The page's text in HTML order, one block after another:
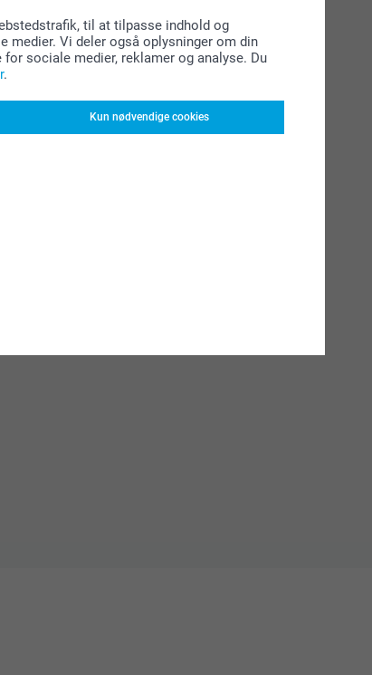
til at tilpasse indhold og
Vi deler også oplysninger om din
sociale medier, reklamer og analyse. Du
.
Kun nødvendige cookies